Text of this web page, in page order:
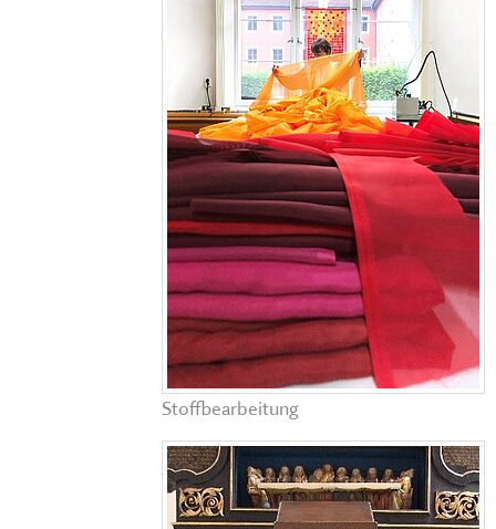
Stoffbearbeitung